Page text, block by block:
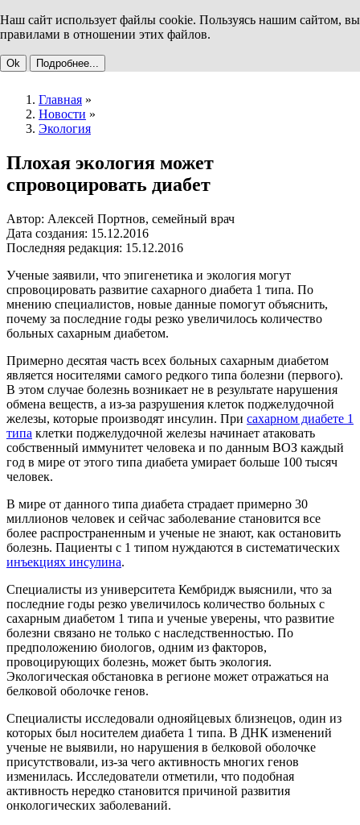
Наш сайт использует файлы cookie. Пользуясь нашим сайтом, вы
правилами в отношении этих файлов.
Ok Подробнее...
Главная »
Новости »
Экология
Плохая экология может
спровоцировать диабет
Автор: Алексей Портнов, семейный врач
Дата создания: 15.12.2016
Последняя редакция: 15.12.2016
Ученые заявили, что эпигенетика и экология могут
спровоцировать развитие сахарного диабета 1 типа. По
мнению специалистов, новые данные помогут объяснить,
почему за последние годы резко увеличилось количество
больных сахарным диабетом.
Примерно десятая часть всех больных сахарным диабетом
является носителями самого редкого типа болезни (первого).
В этом случае болезнь возникает не в результате нарушения
обмена веществ, а из-за разрушения клеток поджелудочной
железы, которые производят инсулин. При сахарном диабете 1
типа клетки поджелудочной железы начинает атаковать
собственный иммунитет человека и по данным ВОЗ каждый
год в мире от этого типа диабета умирает больше 100 тысяч
человек.
В мире от данного типа диабета страдает примерно 30
миллионов человек и сейчас заболевание становится все
более распространенным и ученые не знают, как остановить
болезнь. Пациенты с 1 типом нуждаются в систематических
инъекциях инсулина.
Специалисты из университета Кембридж выяснили, что за
последние годы резко увеличилось количество больных с
сахарным диабетом 1 типа и ученые уверены, что развитие
болезни связано не только с наследственностью. По
предположению биологов, одним из факторов,
провоцирующих болезнь, может быть экология.
Экологическая обстановка в регионе может отражаться на
белковой оболочке генов.
Специалисты исследовали однояйцевых близнецов, один из
которых был носителем диабета 1 типа. В ДНК изменений
ученые не выявили, но нарушения в белковой оболочке
присутствовали, из-за чего активность многих генов
изменилась. Исследователи отметили, что подобная
активность нередко становится причиной развития
онкологических заболеваний.